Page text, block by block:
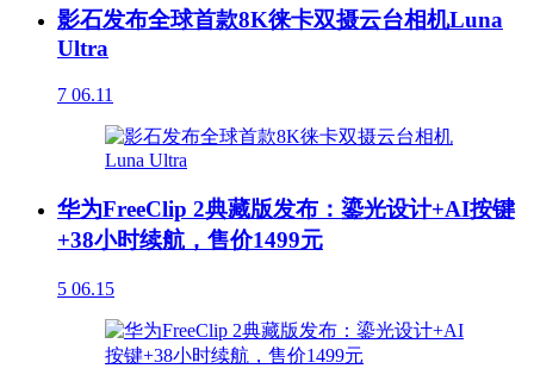
影石发布全球首款8K徕卡双摄云台相机Luna
Ultra
7 06.11
华为FreeClip 2典藏版发布：鎏光设计+AI按键
+38小时续航，售价1499元
5 06.15